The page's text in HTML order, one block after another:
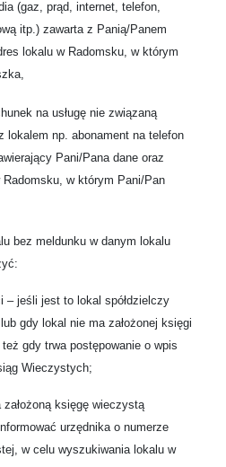
(gaz, prąd, internet, telefon,
itp.) zawarta z Panią/Panem
lokalu w Radomsku, w którym
na usługę nie związaną
lokalem np. abonament na telefon
Pani/Pana dane oraz
Radomsku, w którym Pani/Pan
bez meldunku w danym lokalu
– jeśli jest to lokal spółdzielczy
gdy lokal nie ma założonej księgi
gdy trwa postępowanie o wpis
Wieczystych;
księgę wieczystą
urzędnika o numerze
w celu wyszukiwania lokalu w